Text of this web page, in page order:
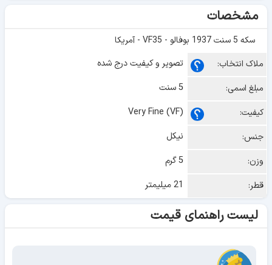
مشخصات
سکه 5 سنت 1937 بوفالو - VF35 - آمریکا
ملاک انتخاب:
تصویر و کیفیت درج شده
مبلغ اسمی:
5 سنت
کیفیت:
Very Fine (VF)
جنس:
نیکل
وزن:
5 گرم
قطر:
21 میلیمتر
لیست راهنمای قیمت